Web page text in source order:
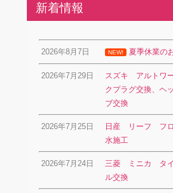
新着情報
2026年8月7日 NEW! 夏季休業の
2026年7月29日
スズキ アルトワ
クプラグ交換、ヘ
ブ交換
2026年7月25日
日産 リーフ フ
水施工
2026年7月24日
三菱 ミニカ タ
ル交換